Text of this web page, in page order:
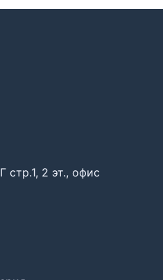
стр.1, 2 эт., офис